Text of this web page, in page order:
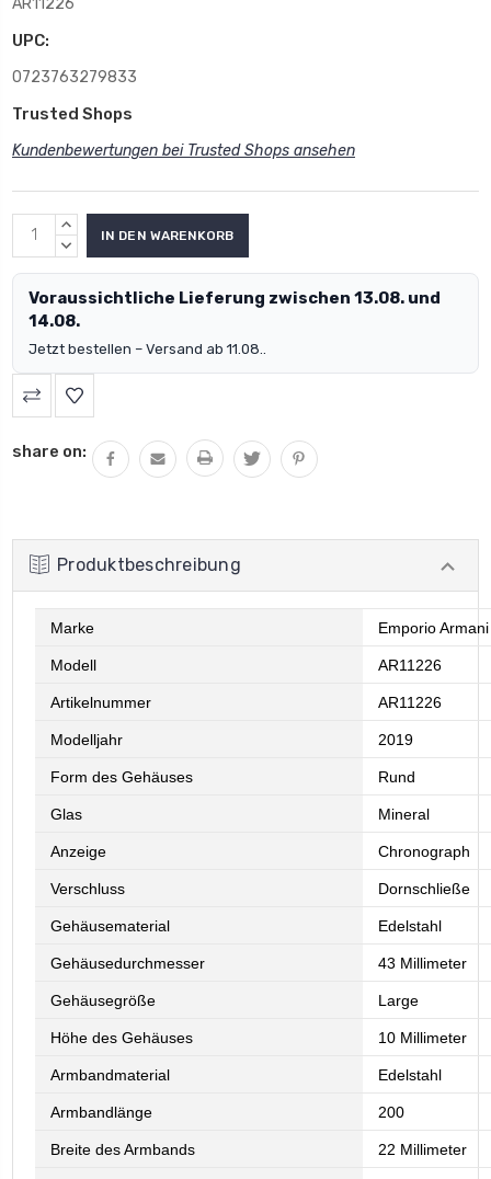
AR11226
UPC:
0723763279833
Trusted Shops
Kundenbewertungen bei Trusted Shops ansehen
MENGE
ERHÖHEN:
MENGE
Voraussichtliche Lieferung zwischen 13.08. und
14.08.
Jetzt bestellen – Versand ab 11.08..
share on:
Produktbeschreibung
Marke Emporio Armani
Modell AR11226
Artikelnummer AR11226
Modelljahr 2019
Form des Gehäuses Rund
Glas Mineral
Anzeige Chronograph
Verschluss Dornschließe
Gehäusematerial Edelstahl
Gehäusedurchmesser 43 Millimeter
Gehäusegröße Large
Höhe des Gehäuses 10 Millimeter
Armbandmaterial Edelstahl
Armbandlänge 200
Breite des Armbands 22 Millimeter